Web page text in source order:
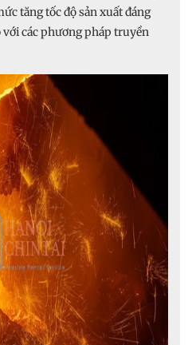
tăng tốc độ sản xuất đáng
các phương pháp truyền